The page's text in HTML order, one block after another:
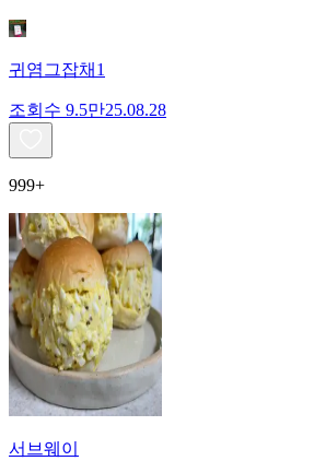
귀염그잡채1
조회수 9.5만25.08.28
999+
서브웨이